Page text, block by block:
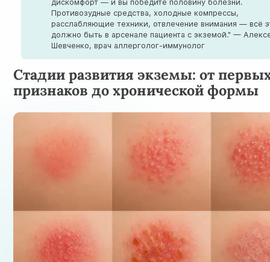
дискомфорт — и вы победите половину болезни.
Противозудные средства, холодные компрессы,
расслабляющие техники, отвлечение внимания — всё
должно быть в арсенале пациента с экземой." —
Шевченко, врач аллерголог-иммунолог
Стадии развития экземы: от
признаков до хронической формы